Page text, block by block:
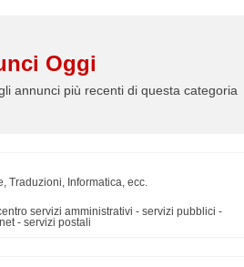
Oggi
annunci più recenti di questa categoria
Traduzioni, Informatica, ecc.
servizi amministrativi - servizi pubblici -
- servizi postali